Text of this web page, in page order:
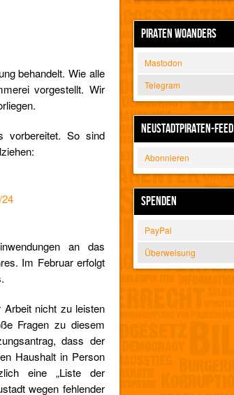
PIRATEN WOANDERS
Mastodon
Telegram
NEUSTADTPIRATEN-FEED
Abonnieren
SPENDEN
PayPal
Überweisung
behandelt. Wie alle
vorgestellt. Wir
vorbereitet. So sind
an das
Im Februar erfolgt
nicht zu leisten
Fragen zu diesem
dass der
Haushalt in Person
eine „Liste der
wegen fehlender